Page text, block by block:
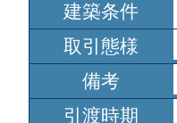
建築条件
取引態様
備考
引渡時期